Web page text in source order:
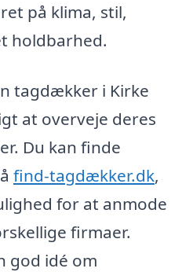
på klima, stil,
holdbarhed.
tagdækker i Kirke
at overveje deres
Du kan finde
find-tagdækker.dk,
for at anmode
firmaer.
god idé om